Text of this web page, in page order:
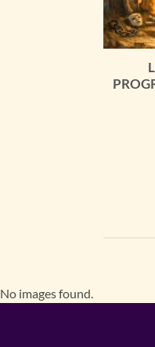
No images found.